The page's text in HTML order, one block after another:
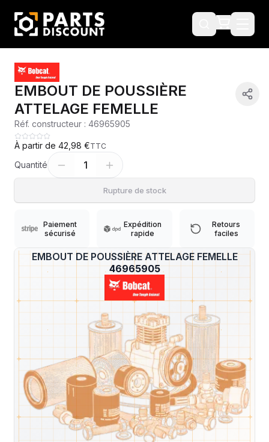
?
EMBOUT DE POUSSIÈRE ATTELAGE FEMELLE
46965905
EMBOUT DE POUSSIÈRE
ATTELAGE FEMELLE
Réf. constructeur : 46965905
À partir de 42,98 €TTC
Quantité 1
Rupture de stock
Paiement
sécurisé
Expédition
rapide
Retours
faciles
Machines compatibles
Expédition et Retours
sous 48-
72h
—
Sous réserve de disponibilité des stocks.
Livraison estimée 24h/48h par les
transporteurs.
France
métropolitaine
Livraison exclusivement en France
métropolitaine (hors Corse et DOM-
TOM).
Pas de surprise : le coût exact est